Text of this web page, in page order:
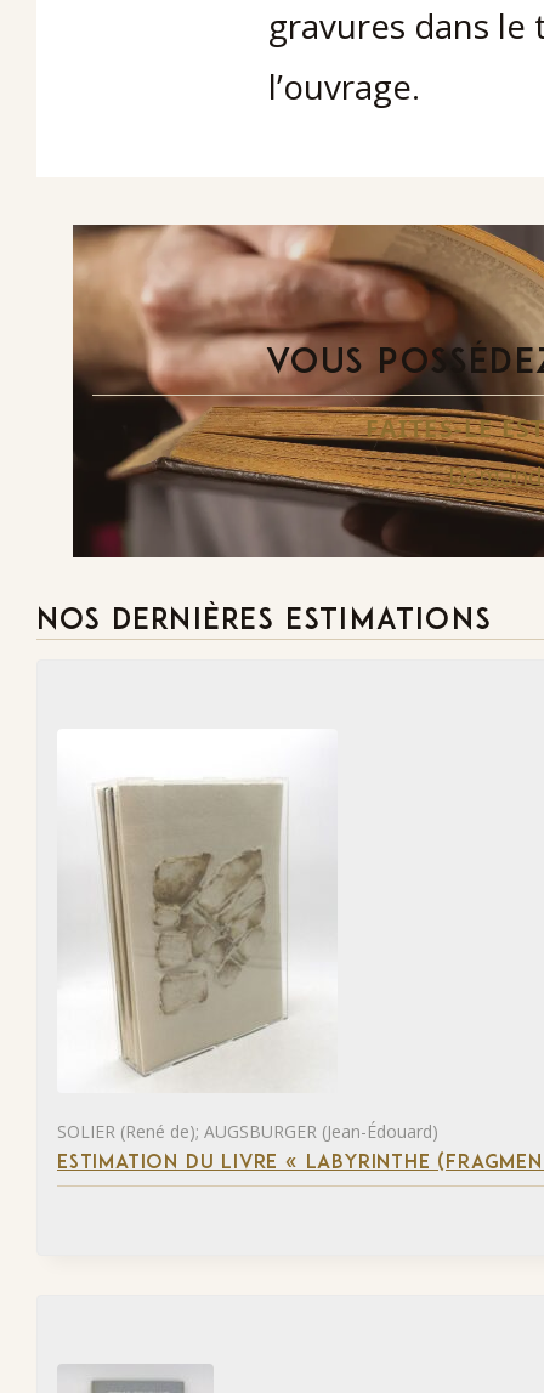
gravures dans le
l’ouvrage.
VOUS
FAITES-LE
NOS DERNIÈRES ESTIMATIONS
SOLIER (René de); AUGSBURGER (Jean-Édouard)
ESTIMATION DU LIVRE « LABYRINTHE